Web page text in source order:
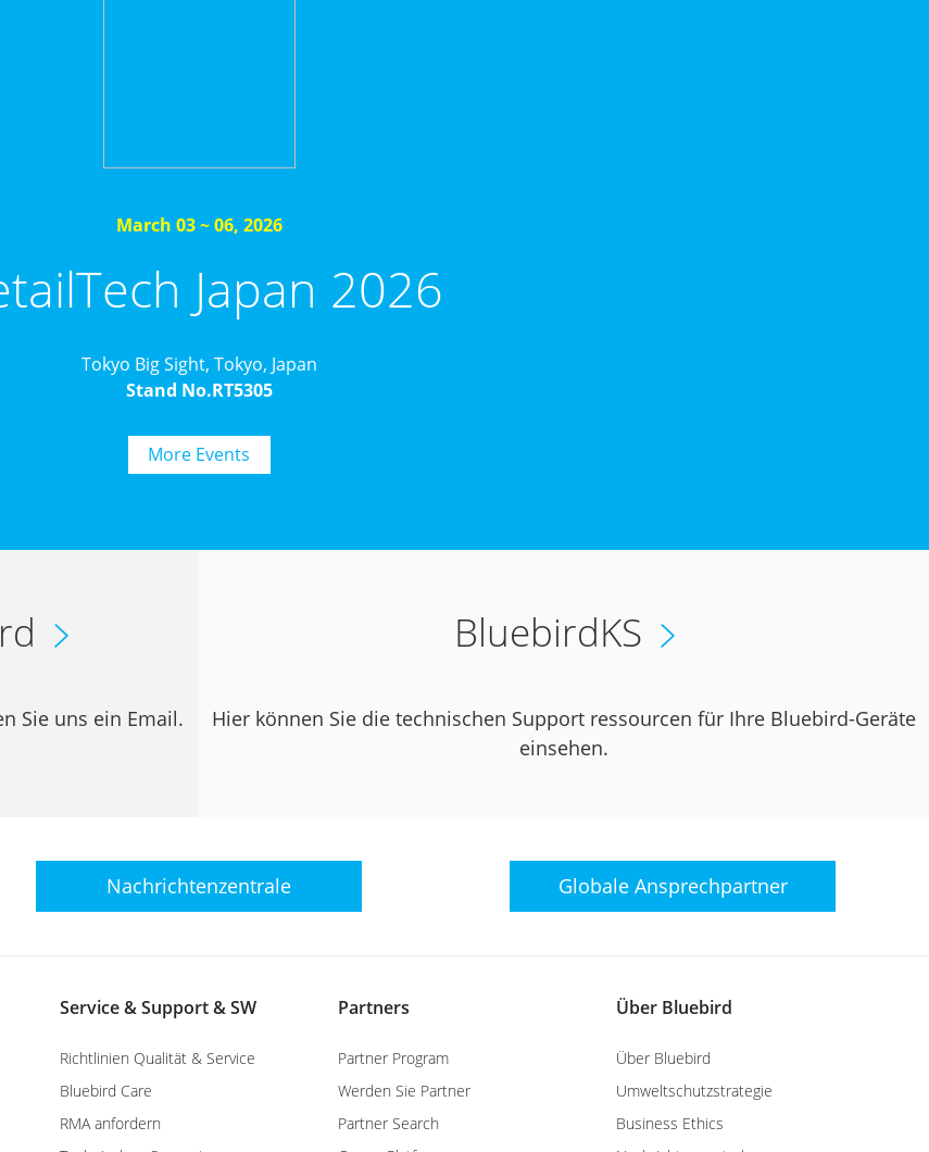
March 03 ~ 06, 2026
Japan 2026
Tokyo Big Sight, Tokyo, Japan
Stand No.RT5305
More Events
Sie uns ein Email.
BluebirdKS
Hier können Sie die technischen Support ressourcen für Ihre Bluebird-Geräte
einsehen.
Nachrichtenzentrale Globale Ansprechpartner
Service & Support & SW
Richtlinien Qualität & Service
Bluebird Care
RMA anfordern
Partners
Partner Program
Werden Sie Partner
Partner Search
Über Bluebird
Über Bluebird
Umweltschutzstrategie
Business Ethics